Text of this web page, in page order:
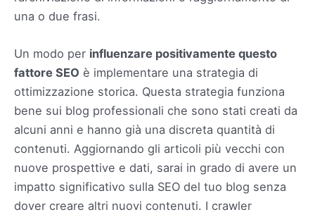
una o due frasi.
Un modo per influenzare positivamente questo
fattore SEO è implementare una strategia di
ottimizzazione storica. Questa strategia funziona
bene sui blog professionali che sono stati creati da
alcuni anni e hanno già una discreta quantità di
contenuti. Aggiornando gli articoli più vecchi con
nuove prospettive e dati, sarai in grado di avere un
impatto significativo sulla SEO del tuo blog senza
dover creare altri nuovi contenuti. I crawler